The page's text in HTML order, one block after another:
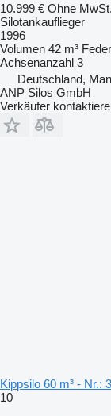
10.999 € Ohne MwSt.
Silotankauflieger
1996
Volumen 42 m³
Achsenanzahl 3
Deutschland,
ANP Silos GmbH
Verkäufer
Kippsilo 60 m³ - Nr.:
10